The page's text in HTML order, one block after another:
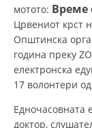
мотото: Време
Црвениот крст
Општинска
година преку
електронска
17 волонтери
Едночасовната
доктор,